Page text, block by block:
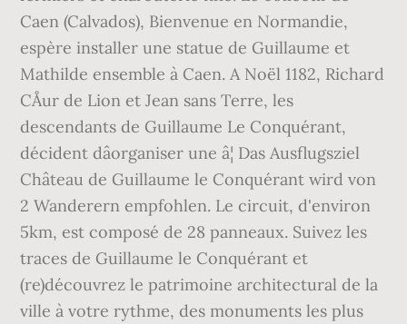
Caen (Calvados), Bienvenue en Normandie,
espère installer une statue de Guillaume et
Mathilde ensemble à Caen. A Noël 1182, Richard
CÅur de Lion et Jean sans Terre, les
descendants de Guillaume Le Conquérant,
décident dâorganiser une â¦ Das Ausflugsziel
Château de Guillaume le Conquérant wird von
2 Wanderern empfohlen. Le circuit, d'environ
5km, est composé de 28 panneaux. Suivez les
traces de Guillaume le Conquérant et
(re)découvrez le patrimoine architectural de la
ville à votre rythme, des monuments les plus